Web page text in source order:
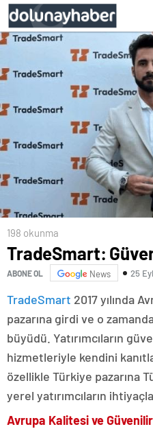
198 okunma
TradeSmart:
ABONE OL News 25
TradeSmart 2017 yılında
pazarına girdi ve o
büyüdü. Yatırımcıların
hizmetleriyle kendini
özellikle Türkiye pazarına
yerel yatırımcıların
Avrupa Kalitesi ve